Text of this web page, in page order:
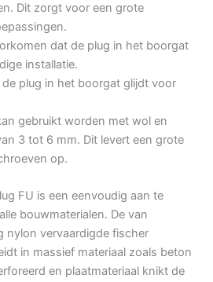
Dit zorgt voor een grote
dat de plug in het boorgat
installatie.
plug in het boorgat glijdt voor
gebruikt worden met wol en
3 tot 6 mm. Dit levert een grote
op.
FU is een eenvoudig aan te
bouwmaterialen. De van
nylon vervaardigde fischer
in massief materiaal zoals beton
en plaatmateriaal knikt de